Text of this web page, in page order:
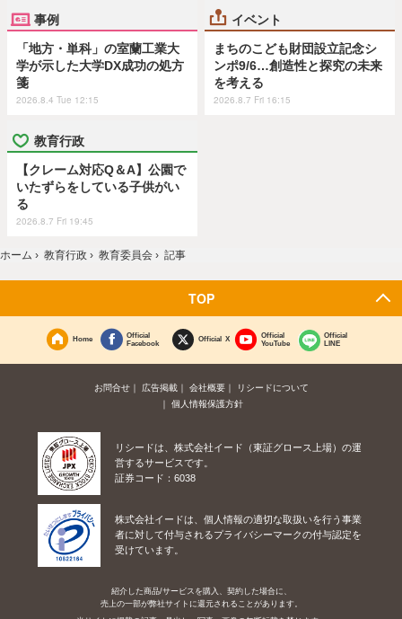
事例
「地方・単科」の室蘭工業大
学が示した大学DX成功の処方
箋
2026.8.4 Tue 12:15
イベント
まちのこども財団設立記念シ
ンポ9/6…創造性と探究の未来
を考える
2026.8.7 Fri 16:15
教育行政
【クレーム対応Q＆A】公園で
いたずらをしている子供がい
る
2026.8.7 Fri 19:45
ホーム › 教育行政 › 教育委員会 › 記事
TOP
Home
Official
Facebook
Official X
Official
YouTube
Official
LINE
お問合せ 広告掲載 会社概要
リシードについて
個人情報保護方針
リシードは、株式会社イード（東証グロース上場）の運
営するサービスです。
証券コード：6038
株式会社イードは、個人情報の適切な取扱いを行う事業
者に対して付与されるプライバシーマークの付与認定を
受けています。
紹介した商品/サービスを購入、契約した場合に、
売上の一部が弊社サイトに還元されることがあります。